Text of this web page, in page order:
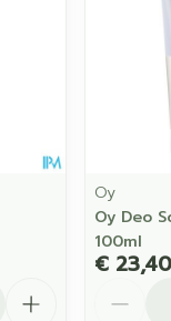
Oy
Oy Deo
100ml
€ 23,40